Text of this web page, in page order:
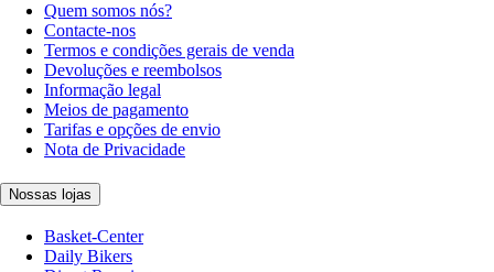
Quem somos nós?
Contacte-nos
Termos e condições gerais de venda
Devoluções e reembolsos
Informação legal
Meios de pagamento
Tarifas e opções de envio
Nota de Privacidade
Nossas lojas
Basket-Center
Daily Bikers